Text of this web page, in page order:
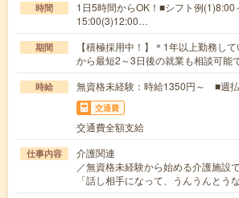
時間
1日5時間からOK！■シフト例(1)8:00
15:00(3)12:00…
期間
【積極採用中！】＊1年以上勤務し
から最短2～3日後の就業も相談可能
時給 無資格未経験：時給1350円～ ■週
交通費
交通費全額支給
仕事内容
介護関連
／無資格未経験から始める介護施設
「話し相手になって、うんうんと